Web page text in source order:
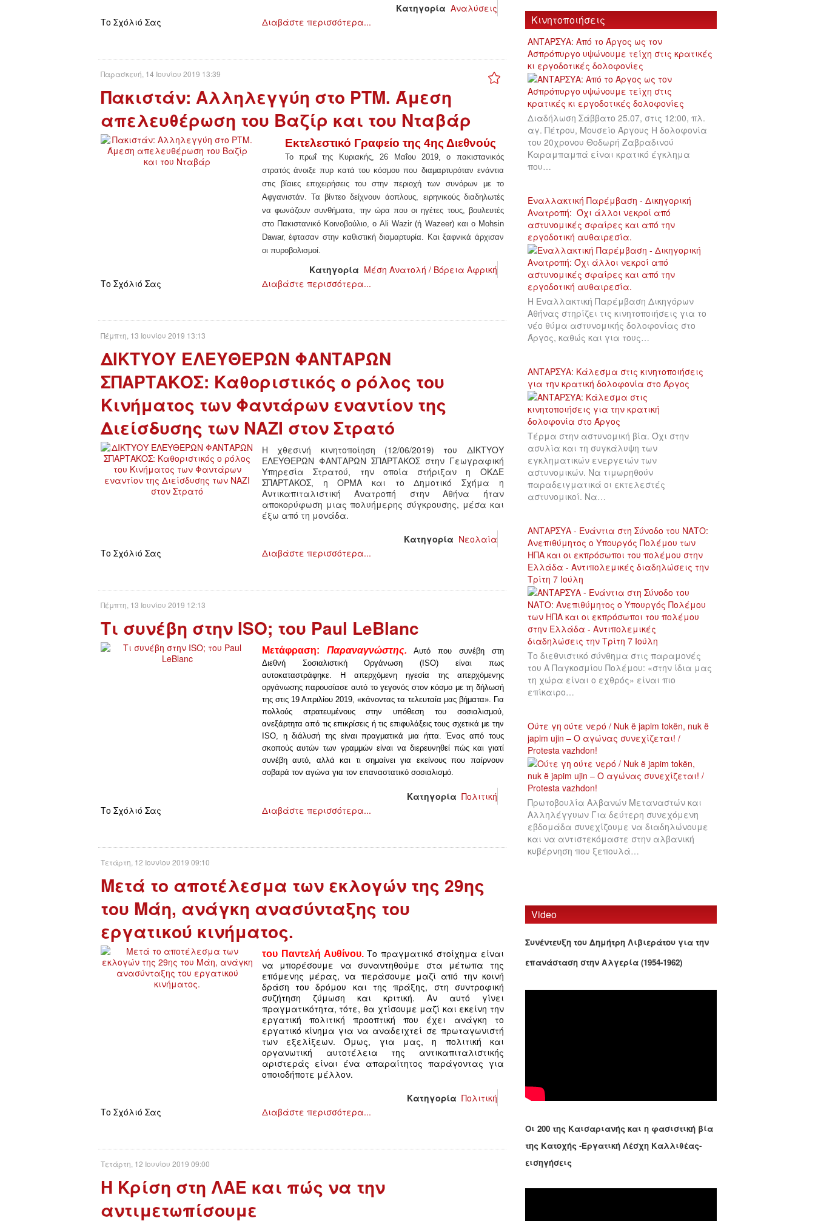
Κατηγορία Αναλύσεις
Το Σχόλιό Σας
Διαβάστε περισσότερα...
Παρασκευή, 14 Ιουνίου 2019 13:39
Πακιστάν: Αλληλεγγύη στο PTM. Άμεση
απελευθέρωση του Βαζίρ και του Νταβάρ
Εκτελεστικό Γραφείο της 4ης Διεθνούς
Το πρωΐ της Κυριακής, 26 Μαΐου 2019, ο πακιστανικός
στρατός άνοιξε πυρ κατά του κόσμου που διαμαρτυρόταν ενάντια
στις βίαιες επιχειρήσεις του στην περιοχή των συνόρων με το
Αφγανιστάν. Τα βίντεο δείχνουν άοπλους, ειρηνικούς διαδηλωτές
να φωνάζουν συνθήματα, την ώρα που οι ηγέτες τους, βουλευτές
στο Πακιστανικό Κοινοβούλιο, ο Ali Wazir (ή Wazeer) και ο Mohsin
Dawar, έφτασαν στην καθιστική διαμαρτυρία. Και ξαφνικά άρχισαν
οι πυροβολισμοί.
Κατηγορία Μέση Ανατολή / Βόρεια Αφρική
Το Σχόλιό Σας
Διαβάστε περισσότερα...
Πέμπτη, 13 Ιουνίου 2019 13:13
ΔΙΚΤΥΟΥ ΕΛΕΥΘΕΡΩΝ ΦΑΝΤΑΡΩΝ
ΣΠΑΡΤΑΚΟΣ: Καθοριστικός ο ρόλος του
Κινήματος των Φαντάρων εναντίον της
Διείσδυσης των ΝΑΖΙ στον Στρατό
Η χθεσινή κινητοποίηση (12/06/2019) του ΔΙΚΤΥΟΥ
ΕΛΕΥΘΕΡΩΝ ΦΑΝΤΑΡΩΝ ΣΠΑΡΤΑΚΟΣ στην Γεωγραφική
Υπηρεσία Στρατού, την οποία στήριξαν η ΟΚΔΕ
ΣΠΑΡΤΑΚΟΣ, η ΟΡΜΑ και το Δημοτικό Σχήμα η
Αντικαπιταλιστική Ανατροπή στην Αθήνα ήταν
αποκορύφωση μιας πολυήμερης σύγκρουσης, μέσα και
έξω από τη μονάδα.
Κατηγορία Νεολαία
Το Σχόλιό Σας
Διαβάστε περισσότερα...
Πέμπτη, 13 Ιουνίου 2019 12:13
Τι συνέβη στην ISO; του Paul LeBlanc
Μετάφραση: Παραναγνώστης.Αυτό που συνέβη στη
Διεθνή Σοσιαλιστική Οργάνωση (ISO) είναι πως
αυτοκαταστράφηκε. Η απερχόμενη ηγεσία της απερχόμενης
οργάνωσης παρουσίασε αυτό το γεγονός στον κόσμο με τη δήλωσή
της στις 19 Απριλίου 2019, «κάνοντας τα τελευταία μας βήματα». Για
πολλούς στρατευμένους στην υπόθεση του σοσιαλισμού,
ανεξάρτητα από τις επικρίσεις ή τις επιφυλάξεις τους σχετικά με την
ISO, η διάλυσή της είναι πραγματικά μια ήττα. Ένας από τους
σκοπούς αυτών των γραμμών είναι να διερευνηθεί πώς και γιατί
συνέβη αυτό, αλλά και τι σημαίνει για εκείνους που παίρνουν
σοβαρά τον αγώνα για τον επαναστατικό σοσιαλισμό.
Κατηγορία Πολιτική
Το Σχόλιό Σας
Διαβάστε περισσότερα...
Τετάρτη, 12 Ιουνίου 2019 09:10
Μετά το αποτέλεσμα των εκλογών της 29ης
του Μάη, ανάγκη ανασύνταξης του
εργατικού κινήματος.
του Παντελή Αυθίνου. Το πραγματικό στοίχημα είναι
να μπορέσουμε να συναντηθούμε στα μέτωπα της
επόμενης μέρας, να περάσουμε μαζί από την κοινή
δράση του δρόμου και της πράξης, στη συντροφική
συζήτηση ζύμωση και κριτική. Αν αυτό γίνει
πραγματικότητα, τότε, θα χτίσουμε μαζί και εκείνη την
εργατική πολιτική προοπτική που έχει ανάγκη το
εργατικό κίνημα για να αναδειχτεί σε πρωταγωνιστή
των εξελίξεων. Όμως, για μας, η πολιτική και
οργανωτική αυτοτέλεια της αντικαπιταλιστικής
αριστεράς είναι ένα απαραίτητος παράγοντας για
οποιοδήποτε μέλλον.
Κατηγορία Πολιτική
Το Σχόλιό Σας
Διαβάστε περισσότερα...
Τετάρτη, 12 Ιουνίου 2019 09:00
Η Κρίση στη ΛΑΕ και πώς να την
αντιμετωπίσουμε
Κινητοποιήσεις
ΑΝΤΑΡΣΥΑ: Από το Άργος ως τον
Ασπρόπυργο υψώνουμε τείχη στις κρατικές
κι εργοδοτικές δολοφονίες
Διαδήλωση Σάββατο 25.07, στις 12:00, πλ.
αγ. Πέτρου, Μουσείο Άργους Η δολοφονία
του 20χρονου Θοδωρή Ζαβραδινού
Καραμπαμπά είναι κρατικό έγκλημα
που…
Εναλλακτική Παρέμβαση - Δικηγορική
Ανατροπή: Όχι άλλοι νεκροί από
αστυνομικές σφαίρες και από την
εργοδοτική αυθαιρεσία.
Η Εναλλακτική Παρέμβαση Δικηγόρων
Αθήνας στηρίζει τις κινητοποιήσεις για το
νέο θύμα αστυνομικής δολοφονίας στο
Άργος, καθώς και για τους…
ΑΝΤΑΡΣΥΑ: Κάλεσμα στις κινητοποιήσεις
για την κρατική δολοφονία στο Άργος
Τέρμα στην αστυνομική βία. Όχι στην
ασυλία και τη συγκάλυψη των
εγκληματικών ενεργειών των
αστυνομικών. Να τιμωρηθούν
παραδειγματικά οι εκτελεστές
αστυνομικοί. Να…
ΑΝΤΑΡΣΥΑ - Ενάντια στη Σύνοδο του ΝΑΤΟ:
Ανεπιθύμητος ο Υπουργός Πολέμου των
ΗΠΑ και οι εκπρόσωποι του πολέμου στην
Ελλάδα - Αντιπολεμικές διαδηλώσεις την
Τρίτη 7 Ιούλη
Το διεθνιστικό σύνθημα στις παραμονές
του Α Παγκοσμίου Πολέμου: «στην ίδια μας
τη χώρα είναι ο εχθρός» είναι πιο
επίκαιρο…
Ούτε γη ούτε νερό / Nuk ë japim tokën, nuk ë
japim ujin – Ο αγώνας συνεχίζεται! /
Protesta vazhdon!
Πρωτοβουλία Αλβανών Μεταναστών και
Αλληλέγγυων Για δεύτερη συνεχόμενη
εβδομάδα συνεχίζουμε να διαδηλώνουμε
και να αντιστεκόμαστε στην αλβανική
κυβέρνηση που ξεπουλά…
Video
Συνέντευξη του Δημήτρη Λιβιεράτου για την
επανάσταση στην Αλγερία (1954-1962)
Οι 200 της Καισαριανής και η φασιστική βία
της Κατοχής -Εργατική Λέσχη Καλλιθέας-
εισηγήσεις